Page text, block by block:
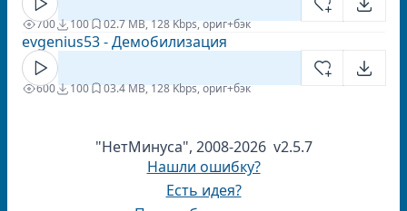
700 100 02.7 MB, 128 Kbps, ориг+бэк
evgenius53 - Демобилизация
600 100 03.4 MB, 128 Kbps, ориг+бэк
"НетМинуса", 2008-2026 v2.5.7
Нашли ошибку?
Есть идея?